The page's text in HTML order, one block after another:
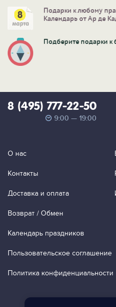
Подарки к любому
Календарь от Ар де
Подберите подарки к
8 (495) 777-22-50
9:00 — 19:00
О нас
Контакты
Доставка и оплата
Возврат / Обмен
Календарь праздников
Пользовательское соглашение
Политика конфиденциальности